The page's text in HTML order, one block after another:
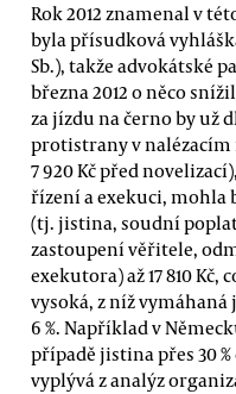
Rok 2012 znamenal v
byla přísudková
Sb.), takže advokátské
března 2012 o něco
za jízdu na černo by už
protistrany v nalézacím
7 920 Kč před
řízení a exekuci, mohla
(tj. jistina, soudní
zastoupení věřitele,
exekutora) až 17 810 Kč,
vysoká, z níž
6 %. Například v
případě jistina přes 30
vyplývá z analýz